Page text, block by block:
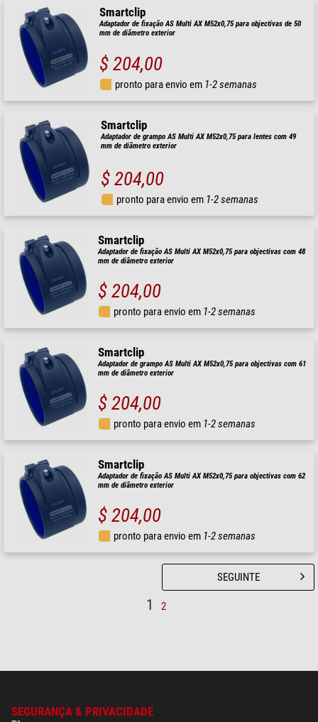
Smartclip
Adaptador de fixação AS Multi AX M52x0,75 para objectivas de 50
mm de diâmetro exterior
$ 204,00
pronto para envio em 1-2 semanas
Smartclip
Adaptador de grampo AS Multi AX M52x0,75 para lentes com 49
mm de diâmetro exterior
$ 204,00
pronto para envio em 1-2 semanas
Smartclip
Adaptador de fixação AS Multi AX M52x0,75 para objectivas com 48
mm de diâmetro exterior
$ 204,00
pronto para envio em 1-2 semanas
Smartclip
Adaptador de grampo AS Multi AX M52x0,75 para objectivas com 61
mm de diâmetro exterior
$ 204,00
pronto para envio em 1-2 semanas
Smartclip
Adaptador de fixação AS Multi AX M52x0,75 para objectivas com 62
mm de diâmetro exterior
$ 204,00
pronto para envio em 1-2 semanas
1 2
SEGUINTE
SEGURANÇA & PRIVACIDADE